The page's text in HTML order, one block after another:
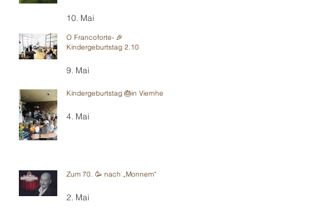
10. Mai
O Francoforte- 🎉
Kindergeburtstag 2.10
9. Mai
Kindergeburtstag 🎂in Viernheim
4. Mai
Zum 70. 🥳 nach „Monnem“
2. Mai